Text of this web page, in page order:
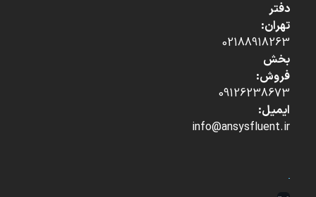
دفتر
تهران:
02188918263
بخش
فروش:
09126238673
ایمیل:
info@ansysfluent.ir